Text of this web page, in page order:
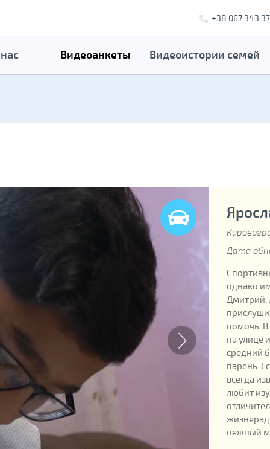
+38 067 343
Видеоанкеты Видеоистории семей
Дата
однако
Дмитрий,
помочь. В
на улице
средний
парень.
всегда
любит
нежный